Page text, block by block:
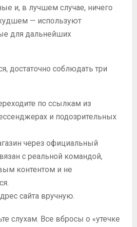
и, в лучшем случае, ничего
— используют
для дальнейших
достаточно соблюдать три
по ссылкам из
и подозрительных
через официальный
с реальной командой,
контентом и не
сайта вручную.
слухам. Все вбросы о «утечке